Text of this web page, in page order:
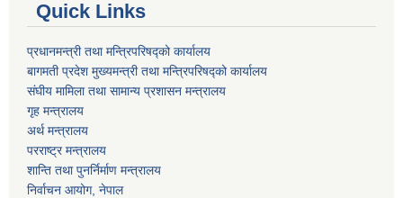
Quick Links
प्रधानमन्त्री तथा मन्त्रिपरिषद्को कार्यालय
बागमती प्रदेश मुख्यमन्त्री तथा मन्त्रिपरिषद्को कार्यालय
संघीय मामिला तथा सामान्य प्रशासन मन्त्रालय
गृह मन्त्रालय
अर्थ मन्त्रालय
परराष्ट्र मन्त्रालय
शान्ति तथा पुनर्निर्माण मन्त्रालय
निर्वाचन आयोग, नेपाल